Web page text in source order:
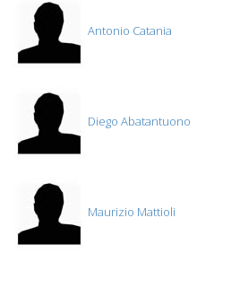
Antonio Catania
Diego Abatantuono
Maurizio Mattioli